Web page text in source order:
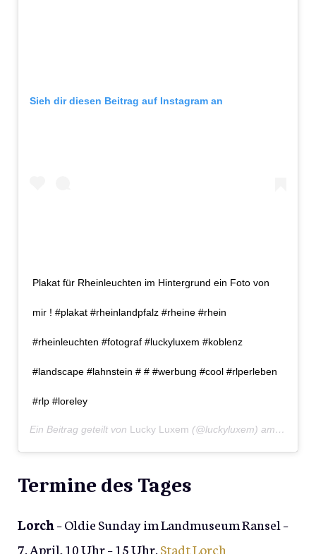
Sieh dir diesen Beitrag auf Instagram an
Plakat für Rheinleuchten im Hintergrund ein Foto von
mir ! #plakat #rheinlandpfalz #rheine #rhein
#rheinleuchten #fotograf #luckyluxem #koblenz
#landscape #lahnstein # # #werbung #cool #rlperleben
#rlp #loreley
Ein Beitrag geteilt von Lucky Luxem (@luckyluxem) am Mär 26,
Termine des Tages
Lorch– Oldie Sunday im Landmuseum Ransel –
7. April, 10 Uhr – 15 Uhr.Stadt Lorch